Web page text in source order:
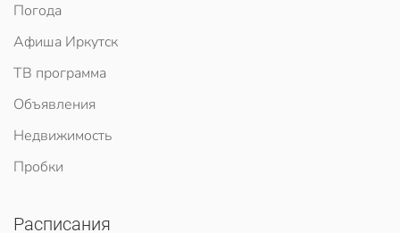
Погода
Афиша Иркутск
ТВ программа
Объявления
Недвижимость
Пробки
Расписания